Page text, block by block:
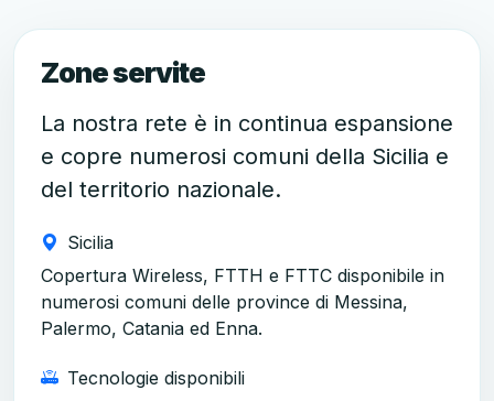
Zone servite
La nostra rete è in continua espansione
e copre numerosi comuni della Sicilia e
del territorio nazionale.
Sicilia
Copertura Wireless, FTTH e FTTC disponibile in
numerosi comuni delle province di Messina,
Palermo, Catania ed Enna.
Tecnologie disponibili